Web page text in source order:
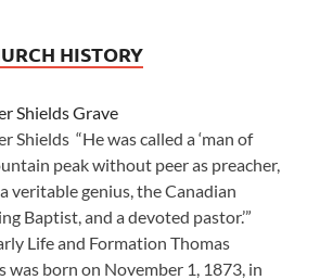
HISTORY
Shields Grave
Shields “He was called a ‘man of
peak without peer as preacher,
veritable genius, the Canadian
Baptist, and a devoted pastor.’”
Life and Formation Thomas
was born on November 1, 1873, in